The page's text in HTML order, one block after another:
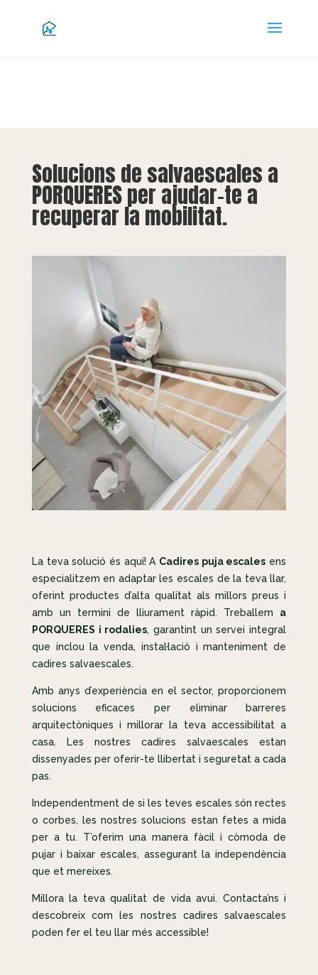
Solucions de salvaescales a
PORQUERES per ajudar-te a
recuperar la mobilitat.
La teva solució és aquí! A Cadires puja escales ens
especialitzem en adaptar les escales de la teva llar,
oferint productes d’alta qualitat als millors preus i
amb un termini de lliurament ràpid. Treballem a
PORQUERES i rodalies, garantint un servei integral
que inclou la venda, instal·lació i manteniment de
cadires salvaescales.
Amb anys d’experiència en el sector, proporcionem
solucions eficaces per eliminar barreres
arquitectòniques i millorar la teva accessibilitat a
casa. Les nostres cadires salvaescales estan
dissenyades per oferir-te llibertat i seguretat a cada
pas.
Independentment de si les teves escales són rectes
o corbes, les nostres solucions estan fetes a mida
per a tu. T’oferim una manera fàcil i còmoda de
pujar i baixar escales, assegurant la independència
que et mereixes.
Millora la teva qualitat de vida avui. Contacta’ns i
descobreix com les nostres cadires salvaescales
poden fer el teu llar més accessible!